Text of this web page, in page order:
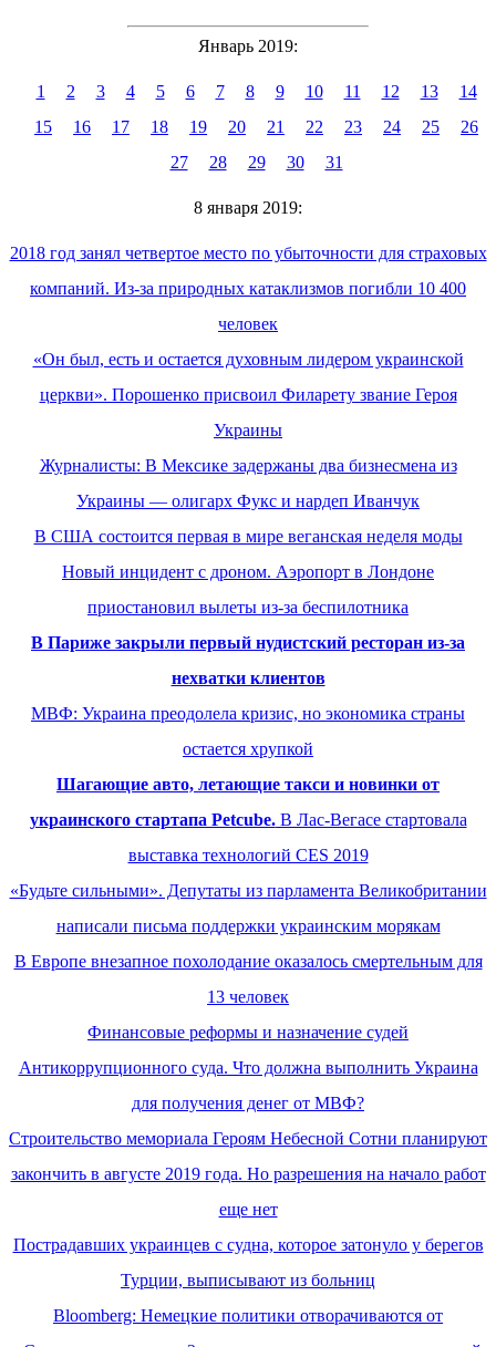
Январь 2019:
1 2 3 4 5 6 7 8 9 10 11 12 13
14
15
16 17 18 19 20 21 22 23 24 25
26
27
28 29 30 31
8 января 2019:
2018 год занял четвертое место по убыточности для страховых
компаний. Из-за природных катаклизмов погибли 10 400
человек
«Он был, есть и остается духовным лидером украинской
церкви». Порошенко присвоил Филарету звание Героя
Украины
Журналисты: В Мексике задержаны два бизнесмена из
Украины — олигарх Фукс и нардеп Иванчук
В США состоится первая в мире веганская неделя моды
Новый инцидент с дроном. Аэропорт в Лондоне
приостановил вылеты из-за беспилотника
В Париже закрыли первый нудистский ресторан из-за
нехватки клиентов
МВФ: Украина преодолела кризис, но экономика страны
остается хрупкой
Шагающие авто, летающие такси и новинки от
украинского стартапа Petcube.В Лас-Вегасе стартовала
выставка технологий CES 2019
«Будьте сильными». Депутаты из парламента Великобритании
написали письма поддержки украинским морякам
В Европе внезапное похолодание оказалось смертельным для
13 человек
Финансовые реформы и назначение судей
Антикоррупционного суда. Что должна выполнить Украина
для получения денег от МВФ?
Строительство мемориала Героям Небесной Сотни планируют
закончить в августе 2019 года. Но разрешения на начало работ
еще нет
Пострадавших украинцев с судна, которое затонуло у берегов
Турции, выписывают из больниц
Bloomberg: Немецкие политики отворачиваются от